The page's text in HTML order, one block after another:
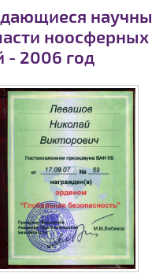
ноосферных
- 2006 год